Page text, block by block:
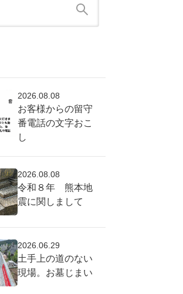
2026.08.08
お客様からの留守
番電話の文字おこ
し
2026.08.08
令和８年 熊本地
震に関しまして
2026.06.29
土手上の道のない
現場。お墓じまい